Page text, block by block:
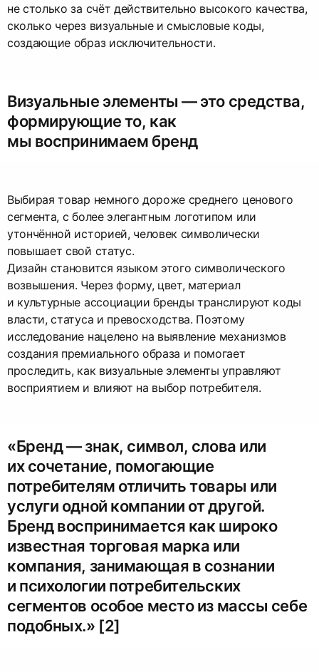
не столько за счёт действительно высокого качества,
сколько через визуальные и смысловые коды,
создающие образ исключительности.
Визуальные элементы — это средства,
формирующие то, как
мы воспринимаем бренд
Выбирая товар немного дороже среднего ценового
сегмента, с более элегантным логотипом или
утончённой историей, человек символически
повышает свой статус.
Дизайн становится языком этого символического
возвышения. Через форму, цвет, материал
и культурные ассоциации бренды транслируют коды
власти, статуса и превосходства. Поэтому
исследование нацелено на выявление механизмов
создания премиального образа и помогает
проследить, как визуальные элементы управляют
восприятием и влияют на выбор потребителя.
«Бренд — знак, символ, слова или
их сочетание, помогающие
потребителям отличить товары или
услуги одной компании от другой.
Бренд воспринимается как широко
известная торговая марка или
компания, занимающая в сознании
и психологии потребительских
сегментов особое место из массы себе
подобных.» [2]